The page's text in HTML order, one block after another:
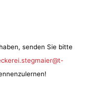
senden Sie bitte